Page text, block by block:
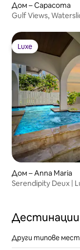
Дом – Сарасота
Gulf Views,
Luxe
Luxe
Дом – Anna Maria
Serendipity Deux |
Дестинации
Други типове